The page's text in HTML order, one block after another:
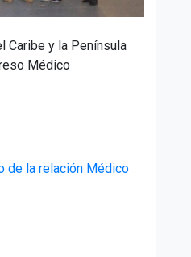
Caribe y la Península
Médico
de la relación Médico